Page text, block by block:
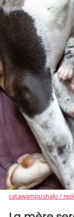
catawampushalo /